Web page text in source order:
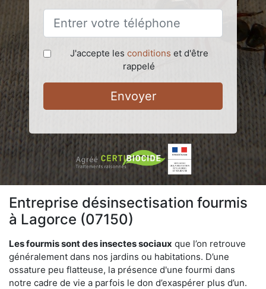
J'accepte les conditions et d'être
rappelé
Envoyer
Entreprise désinsectisation fourmis
à Lagorce (07150)
Les fourmis sont des insectes sociaux que l’on retrouve
généralement dans nos jardins ou habitations. D’une
ossature peu flatteuse, la présence d'une fourmi dans
notre cadre de vie a parfois le don d’exaspérer plus d’un.